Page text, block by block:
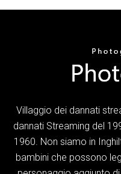
Villaggio dei dannati
dannati Streaming del
1960. Non siamo in
bambini che possono